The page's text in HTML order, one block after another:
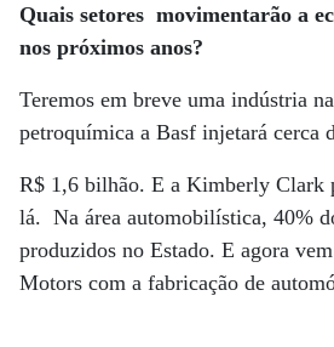
Quais setores movimentarão a
nos próximos anos?
Teremos em breve uma indústria
petroquímica a Basf injetará cerca
R$ 1,6 bilhão. E a Kimberly Clark
lá. Na área automobilística, 40%
produzidos no Estado. E agora
Motors com a fabricação de